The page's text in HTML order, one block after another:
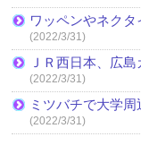
ワッペンやネク
(2022/3/31)
ＪＲ西日本、広
(2022/3/31)
ミツバチで大学
(2022/3/31)